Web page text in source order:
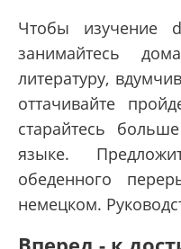
Чтобы изучение
занимайтесь
литературу,
оттачивайте
старайтесь
языке.
обеденного
немецком.